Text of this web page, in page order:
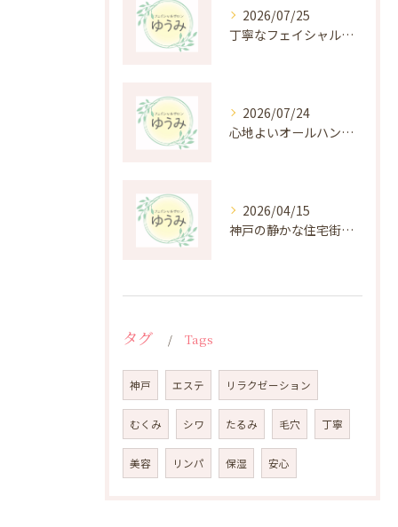
2026/07/25
丁寧なフェイシャルケアがもたらす肌悩み改善の秘密
2026/07/24
心地よいオールハンド施術の癒しと効果を深掘り
2026/04/15
神戸の静かな住宅街にある癒しのプライベートエステ体験
タグ Tags
神戸 エステ リラクゼーション
むくみ シワ たるみ 毛穴 丁寧
美容 リンパ 保湿 安心